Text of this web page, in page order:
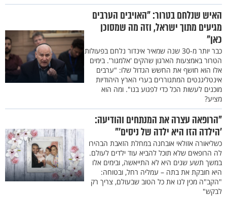
האיש שנלחם בטרור: "האויבים הערבים
מגיעים מתוך ישראל, וזה מה שמסוכן
כאן"
כבר יותר מ-30 שנה שמאיר אינדור נלחם בפעולות
הטרור באמצעות הארגון שהקים 'אלמגור'. בימים
אלו הוא חושף את החשש הגדול שלו: "ערבים
אינטליגנטים המתגוררים בערי הארץ היהודיות
מוכנים לעשות הכל כדי לפגוע בנו". ומה הוא
מציע?
"הרופאה עצרה את המנתחים והודיעה:
’הילדה הזו היא ילדה של ניסים’"
כשליאורה אזולאי אובחנה במחלת הזאבת הבהירו
לה הרופאים שלא תוכל להביא עוד ילדים לעולם.
במשך תשע שנים היא לא התייאשה, ובימים אלו
היא חובקת את בתה – עמליה רחל, ובטוחה:
"הקב"ה מכין לנו את כל הטוב שבעולם, צריך רק
לבקש"